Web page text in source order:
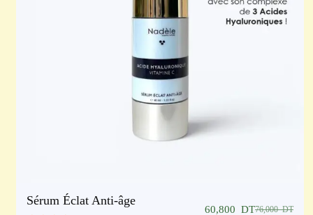
Sérum Éclat Anti-âge
76,000DT
60,800 DT